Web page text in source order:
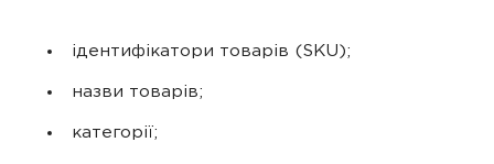
ідентифікатори товарів (SKU);
назви товарів;
категорії;